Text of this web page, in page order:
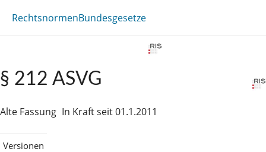
RechtsnormenBundesgesetze
§ 212 ASVG
Alte Fassung In Kraft seit 01.1.2011
Versionen